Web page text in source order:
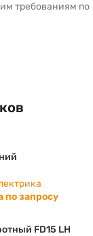
требованиям по
по запросу
FD15 LH